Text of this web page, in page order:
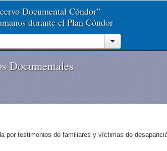
Documental Cóndor”
durante el Plan Cóndor
Documentales
por testimonios de familiares y víctimas de